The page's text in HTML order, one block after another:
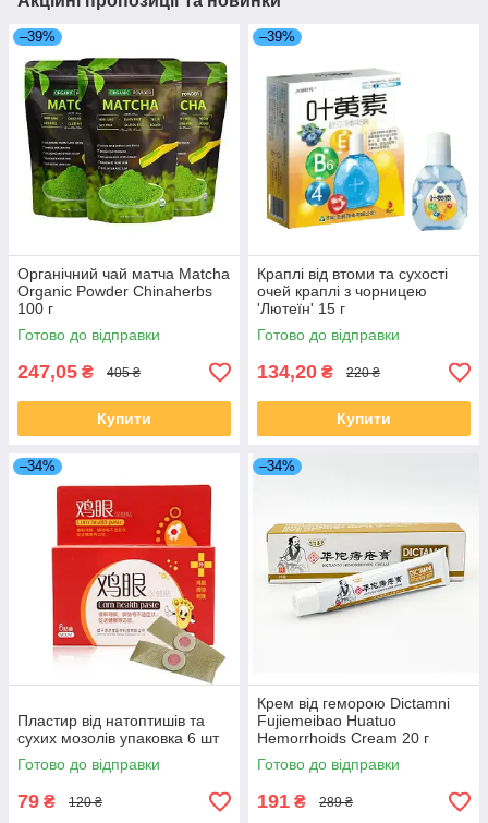
–39%
Органічний чай матча Matcha
Organic Powder Chinaherbs
100 г
Готово до відправки
247,05 ₴ 405 ₴
Купити
–39%
Краплі від втоми та сухості
очей краплі з чорницею
'Лютеїн' 15 г
Готово до відправки
134,20 ₴ 220 ₴
Купити
–34%
Пластир від натоптишів та
сухих мозолів упаковка 6 шт
Готово до відправки
79 ₴ 120 ₴
–34%
Крем від геморою Dictamni
Fujiemeibao Huatuo
Hemorrhoids Cream 20 г
Готово до відправки
191 ₴ 289 ₴